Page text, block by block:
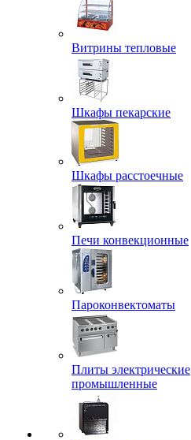
Витрины тепловые
Шкафы пекарские
Шкафы расстоечные
Печи конвекционные
Пароконвектоматы
Плиты электрические
промышленные